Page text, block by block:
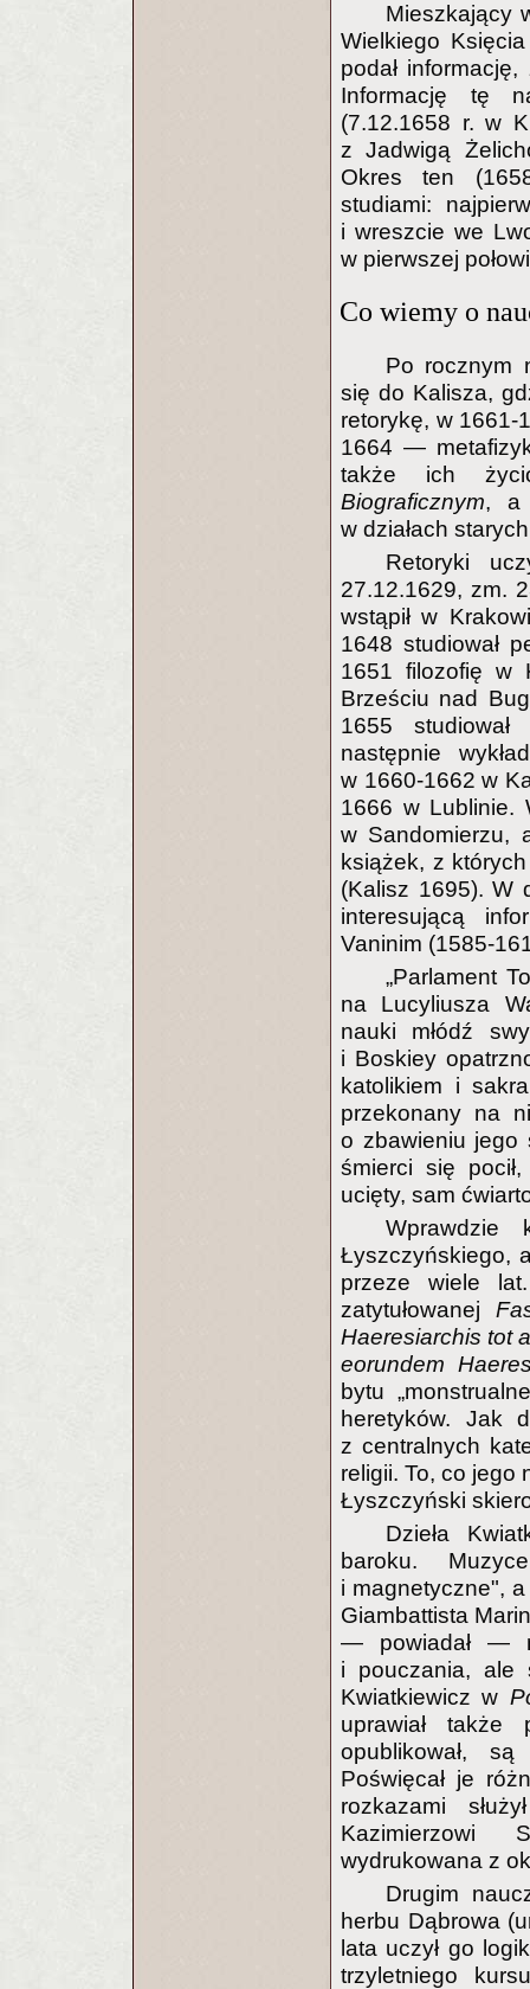
Mieszkający
Wielkiego
podał
Informację tę
(7.12.1658 r. w
z Jadwigą
Okres ten
studiami:
i wreszcie we
w pierwszej
Co wiemy o
Po rocznym
się do Kalisza,
retorykę, w
1664 —
także ich
Biograficznym, a
w działach
Retoryki
27.12.1629, zm.
wstąpił w
1648 studiował
1651 filozofię w
Brześciu nad
1655
następnie
w 1660-1662 w
1666 w Lublinie.
w Sandomierzu,
książek, z
(Kalisz 1695).
interesującą
Vaninim (1585-
„Parlament
na Lucyliusza
nauki młódź
i Boskiey
katolikiem i
przekonany na
o zbawieniu jego
śmierci się
ucięty, sam
Łyszczyńskiego,
przeze wiele
zatytułowanej
Haeresiarchis tot
eorundem
bytu
heretyków. Jak
z centralnych
religii. To, co jego
Łyszczyński
Dzieła
baroku.
i magnetyczne",
Giambattista
— powiadał —
i pouczania, ale
Kwiatkiewicz w
uprawiał
opublikował,
Poświęcał je
rozkazami
Kazimierzowi
wydrukowana z
Drugim
herbu Dąbrowa
lata uczył go
trzyletniego